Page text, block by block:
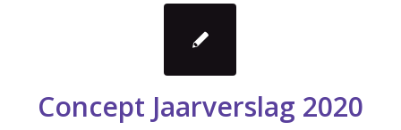
Concept Jaarverslag 2020